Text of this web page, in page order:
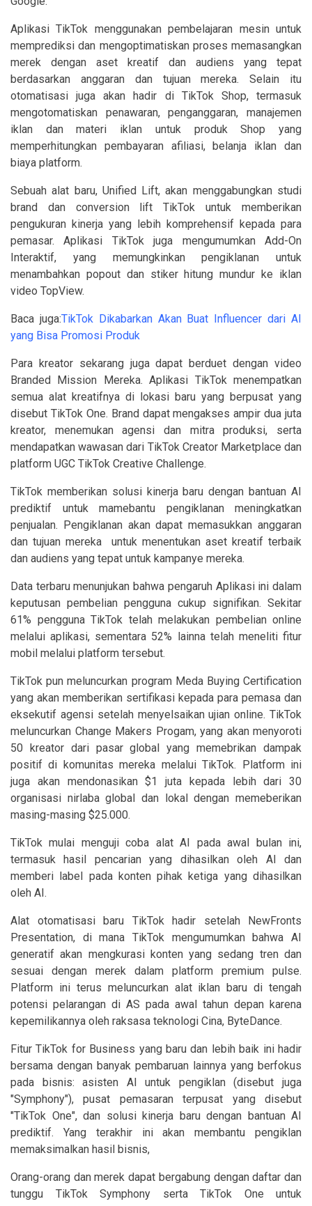
Aplikasi TikTok menggunakan pembelajaran mesin untuk
memprediksi dan mengoptimatiskan proses memasangkan
merek dengan aset kreatif dan audiens yang tepat
berdasarkan anggaran dan tujuan mereka. Selain itu
otomatisasi juga akan hadir di TikTok Shop, termasuk
mengotomatiskan penawaran, penganggaran, manajemen
iklan dan materi iklan untuk produk Shop yang
memperhitungkan pembayaran afiliasi, belanja iklan dan
biaya platform.
Sebuah alat baru, Unified Lift, akan menggabungkan studi
brand dan conversion lift TikTok untuk memberikan
pengukuran kinerja yang lebih komprehensif kepada para
pemasar. Aplikasi TikTok juga mengumumkan Add-On
Interaktif, yang memungkinkan pengiklanan untuk
menambahkan popout dan stiker hitung mundur ke iklan
video TopView.
Baca juga:TikTok Dikabarkan Akan Buat Influencer dari AI
yang Bisa Promosi Produk
Para kreator sekarang juga dapat berduet dengan video
Branded Mission Mereka. Aplikasi TikTok menempatkan
semua alat kreatifnya di lokasi baru yang berpusat yang
disebut TikTok One. Brand dapat mengakses ampir dua juta
kreator, menemukan agensi dan mitra produksi, serta
mendapatkan wawasan dari TikTok Creator Marketplace dan
platform UGC TikTok Creative Challenge.
TikTok memberikan solusi kinerja baru dengan bantuan AI
prediktif untuk mamebantu pengiklanan meningkatkan
penjualan. Pengiklanan akan dapat memasukkan anggaran
dan tujuan mereka untuk menentukan aset kreatif terbaik
dan audiens yang tepat untuk kampanye mereka.
Data terbaru menunjukan bahwa pengaruh Aplikasi ini dalam
keputusan pembelian pengguna cukup signifikan. Sekitar
61% pengguna TikTok telah melakukan pembelian online
melalui aplikasi, sementara 52% lainna telah meneliti fitur
mobil melalui platform tersebut.
TikTok pun meluncurkan program Meda Buying Certification
yang akan memberikan sertifikasi kepada para pemasa dan
eksekutif agensi setelah menyelsaikan ujian online. TikTok
meluncurkan Change Makers Progam, yang akan menyoroti
50 kreator dari pasar global yang memebrikan dampak
positif di komunitas mereka melalui TikTok. Platform ini
juga akan mendonasikan $1 juta kepada lebih dari 30
organisasi nirlaba global dan lokal dengan memeberikan
masing-masing $25.000.
TikTok mulai menguji coba alat AI pada awal bulan ini,
termasuk hasil pencarian yang dihasilkan oleh AI dan
memberi label pada konten pihak ketiga yang dihasilkan
oleh AI.
Alat otomatisasi baru TikTok hadir setelah NewFronts
Presentation, di mana TikTok mengumumkan bahwa AI
generatif akan mengkurasi konten yang sedang tren dan
sesuai dengan merek dalam platform premium pulse.
Platform ini terus meluncurkan alat iklan baru di tengah
potensi pelarangan di AS pada awal tahun depan karena
kepemilikannya oleh raksasa teknologi Cina, ByteDance.
Fitur TikTok for Business yang baru dan lebih baik ini hadir
bersama dengan banyak pembaruan lainnya yang berfokus
pada bisnis: asisten AI untuk pengiklan (disebut juga
"Symphony"), pusat pemasaran terpusat yang disebut
"TikTok One", dan solusi kinerja baru dengan bantuan AI
prediktif. Yang terakhir ini akan membantu pengiklan
memaksimalkan hasil bisnis,
Orang-orang dan merek dapat bergabung dengan daftar dan
tunggu TikTok Symphony serta TikTok One untuk